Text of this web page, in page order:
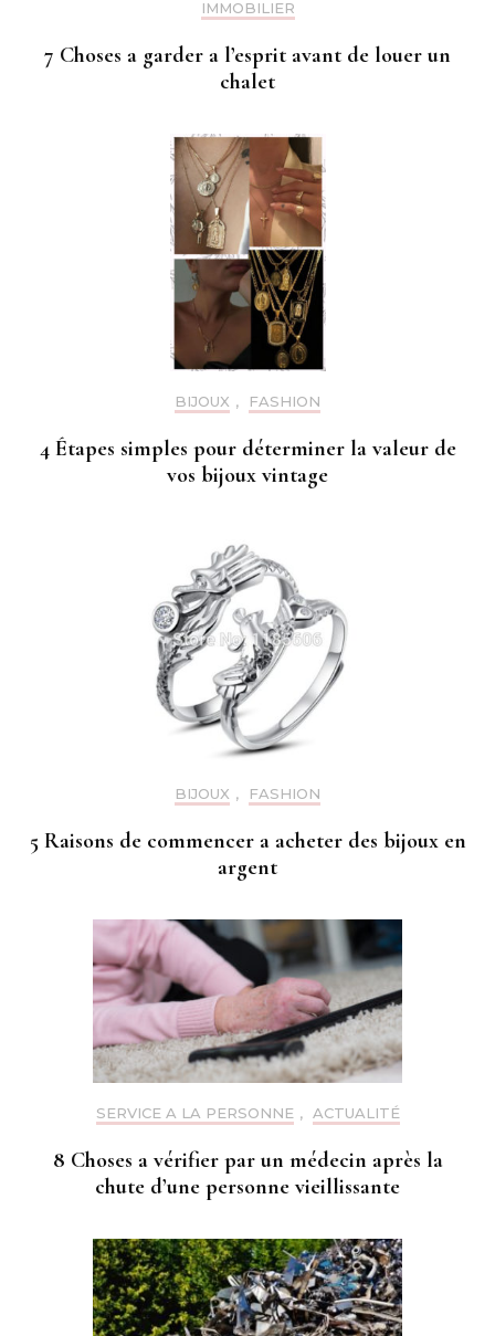
IMMOBILIER
7 Choses a garder a l’esprit avant de louer un
chalet
BIJOUX , FASHION
4 Étapes simples pour déterminer la valeur de
vos bijoux vintage
BIJOUX , FASHION
5 Raisons de commencer a acheter des bijoux en
argent
SERVICE A LA PERSONNE , ACTUALITÉ
8 Choses a vérifier par un médecin après la
chute d’une personne vieillissante